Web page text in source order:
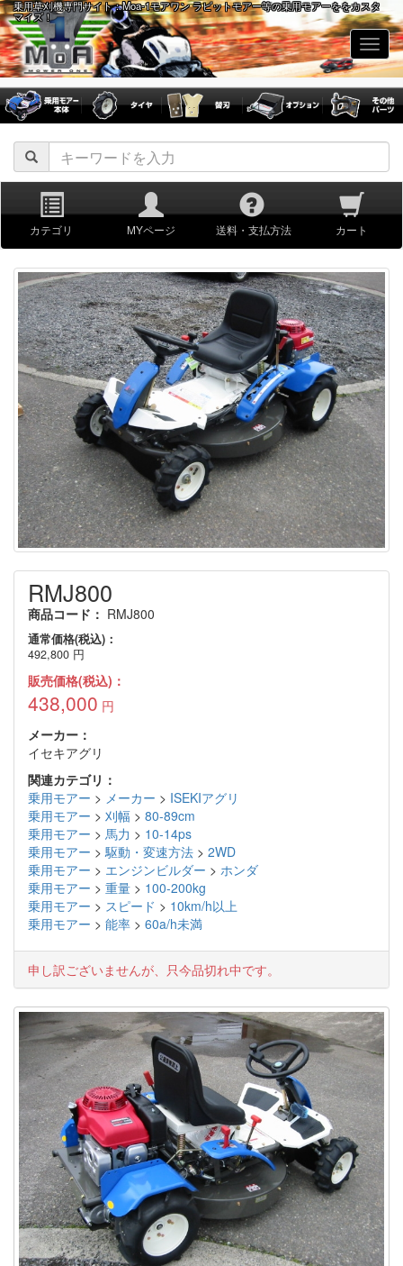
乗用草刈機専門サイト：Moa-1モアワン ラビットモアー等の乗用モアーををカスタ
マイズ！
カテゴリ MYページ 送料・支払方法 カート
RMJ800
商品コード： RMJ800
通常価格(税込)：
492,800 円
販売価格(税込)：
438,000 円
メーカー：
イセキアグリ
関連カテゴリ：
乗用モアー > メーカー > ISEKIアグリ
乗用モアー > 刈幅 > 80-89cm
乗用モアー > 馬力 > 10-14ps
乗用モアー >駆動・変速方法 > 2WD
乗用モアー > エンジンビルダー > ホンダ
乗用モアー > 重量 > 100-200kg
乗用モアー > スピード > 10km/h以上
乗用モアー > 能率 > 60a/h未満
申し訳ございませんが、只今品切れ中です。